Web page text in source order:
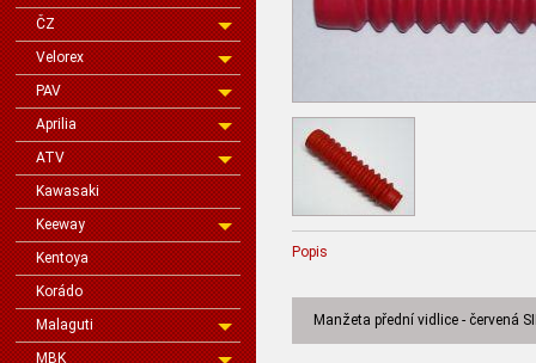
ČZ
Velorex
PAV
Aprilia
ATV
Kawasaki
Keeway
Kentoya
Korádo
Malaguti
MBK
Popis
Manžeta přední vidlice - červená